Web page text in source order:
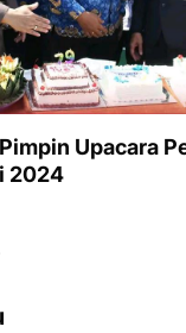
Upacara
2024